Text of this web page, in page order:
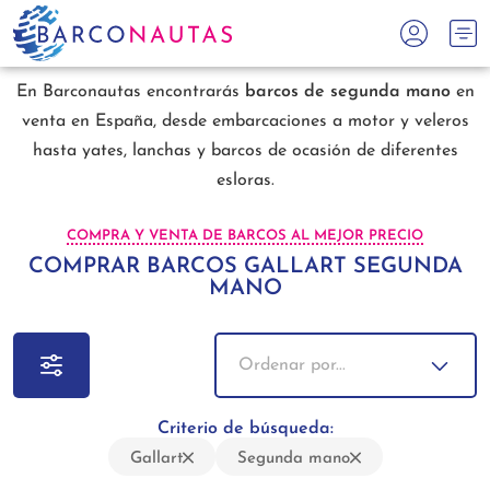
En Barconautas encontrarás barcos de segunda manoen
venta en España, desde embarcaciones a motor y veleros
hasta yates, lanchas y barcos de ocasión de diferentes
esloras.
COMPRA Y VENTA DE BARCOS AL MEJOR PRECIO
COMPRAR BARCOS GALLART SEGUNDA
MANO
Criterio de búsqueda:
Gallart Segunda mano
Ordenar por...